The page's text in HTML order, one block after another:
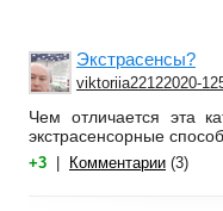
Экстрасенсы?
viktoriia22122020-
Чем отличается эта
экстрасенсорные
+3 Комментарии (3)